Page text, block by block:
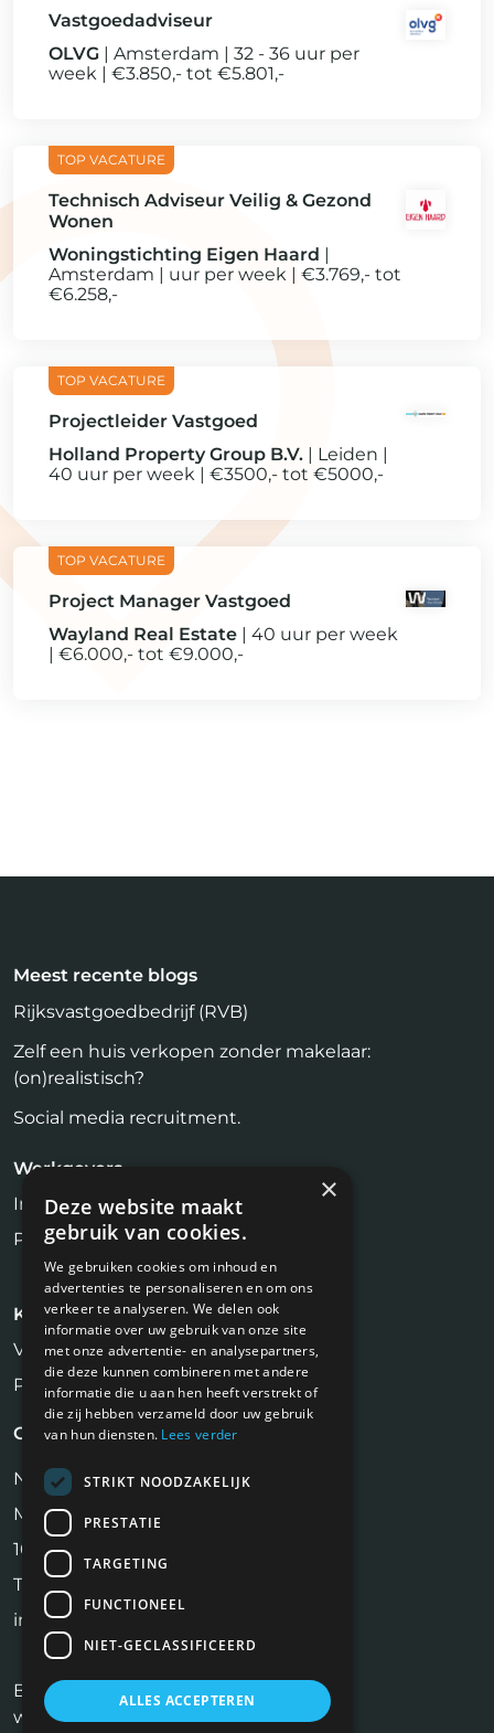
Vastgoedadviseur
OLVG
Amsterdam
32 - 36 uur per
week
€3.850,- tot €5.801,-
Technisch Adviseur Veilig & Gezond
Wonen
Woningstichting Eigen Haard
Amsterdam
uur per week
€3.769,- tot
€6.258,-
Projectleider Vastgoed
Holland Property Group B.V.
Leiden
40 uur per week
€3500,- tot €5000,-
Project Manager Vastgoed
Wayland Real Estate
40 uur per week
€6.000,- tot €9.000,-
Meest recente blogs
Rijksvastgoedbedrijf (RVB)
Zelf een huis verkopen zonder makelaar:
(on)realistisch?
Social media recruitment.
Werkgevers
Inloggen
Plaats vacature
Kandidaten
Vastgoed Vacatures
Profiel aanmaken
Contact
NiVa Media
Maassluisstraat 2
1062 GD Amsterdam
Tel:
06 17 13 90 41
info@vastgoedfuncties.nl
Bekijk ook onze andere website:
www.makelaarbanen.nl
×
Deze website maakt
gebruik van cookies.
We gebruiken cookies om inhoud en
advertenties te personaliseren en om ons
verkeer te analyseren. We delen ook
informatie over uw gebruik van onze site
met onze advertentie- en analysepartners,
die deze kunnen combineren met andere
informatie die u aan hen heeft verstrekt of
die zij hebben verzameld door uw gebruik
van hun diensten. Lees verder
STRIKT NOODZAKELIJK
PRESTATIE
TARGETING
FUNCTIONEEL
NIET-GECLASSIFICEERD
ALLES ACCEPTEREN